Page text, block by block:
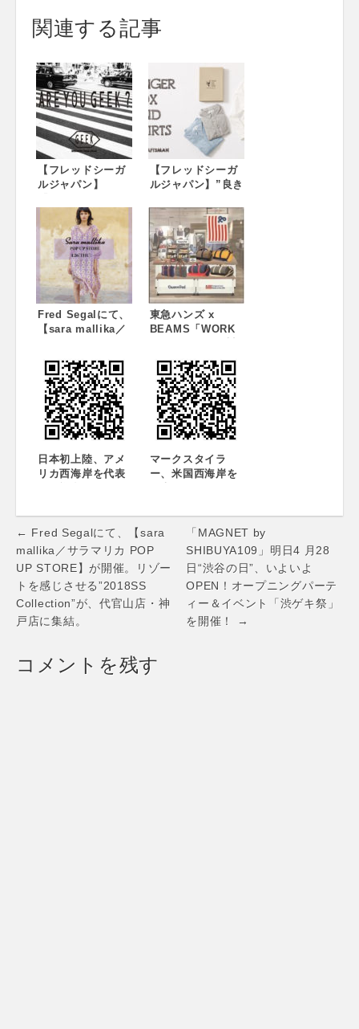
関連する記事
【フレッドシーガ
ルジャパン】
UP STOREを開
催！Fred Segal
DAIKANYAMA
2018SSデビューの
メンズブランド
「GEEK」
【フレッドシーガ
ルジャパン】”良き
FOX AND SHIRTS
のPOP UP SHOP
がFred Segalで開
催。 フレッドシー
ガル 代官山
5/11(金)-5/22(火)
・フレッドシーガ
ル 神戸
5/25(金)-6/5(火)
Fred Segalにて、
【sara mallika／
UP STORE】が開
催。リゾートを感
じさせる”2018SS
Collection”が、代
官山店・神戸店に
集結。
東急ハンズ x
BEAMS「WORK
ライズ店」でNY・
ブルックリン発の
メンズブランド
「Owen & Fred」
ポップアップショ
ップを5月27日(金)
日本初上陸、アメ
リカ西海岸を代表
Segal」1号店が
2015年春、代官山
にオープン決定
マークスタイラ
ー、米国西海岸を
Segal(フレッド シ
ーガル)」の商標マ
スターライセンス
権および独占輸入
販売権に関する契
約を締結
Post
navigation
← Fred Segalにて、【sara
mallika／サラマリカ POP
UP STORE】が開催。リゾー
トを感じさせる”2018SS
Collection”が、代官山店・神
戸店に集結。
「MAGNET by
SHIBUYA109」明日4 月28
日“渋谷の日”、いよいよ
OPEN！オープニングパーテ
ィー＆イベント「渋ゲキ祭」
を開催！ →
コメントを残す